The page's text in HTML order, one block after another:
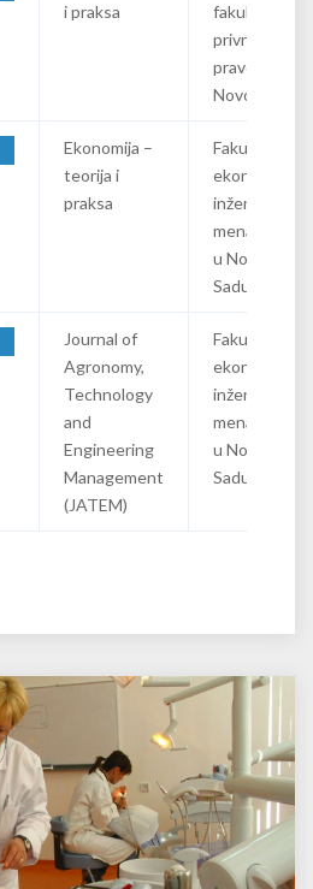
i praksa
fakultet za
privredu i
pravosuđe u
Novom Sadu
Ekonomija –
teorija i
praksa
Fakultet za
ekonomiju i
inženjerski
menadžment
u Novom
Sadu
Journal of
Agronomy,
Technology
and
Engineering
Management
(JATEM)
Fakultet za
ekonomiju i
inženjerski
menadžment
u Novom
Sadu